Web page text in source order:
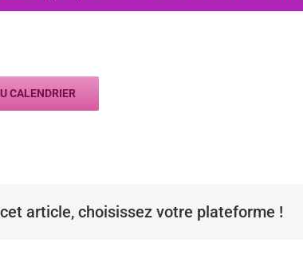
CALENDRIER
article, choisissez votre plateforme !